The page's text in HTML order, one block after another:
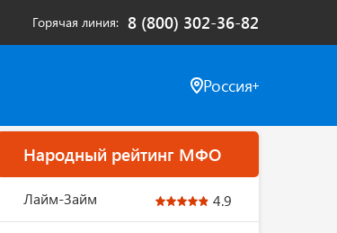
Горячая линия 8 (800) 302-36-82
Россия
Народный рейтинг МФО
Лайм-Займ 4.9